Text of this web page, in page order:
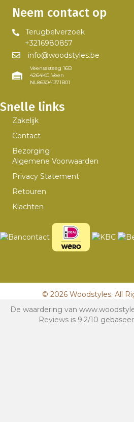
Neem contact op
Terugbelverzoek
+3216980857
info@woodstyles.be
Veensesteeg 16B
4264KG Veen
NL863041371B01
Snelle links
Zakelijk
Contact
Bezorging
Algemene Voorwaarden
Privacy Statement
Retouren
Klachten
© 2026 Woodstyles. All
De waardering van
Reviewsis 9.2/10